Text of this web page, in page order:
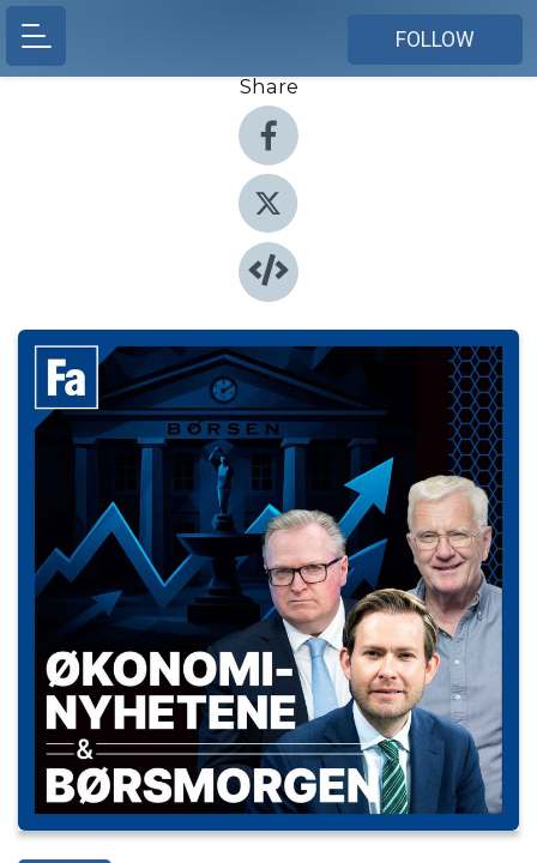
FOLLOW
Share